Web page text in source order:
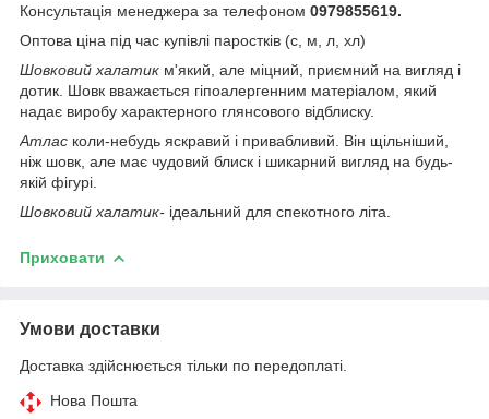
Консультація менеджера за телефоном 0979855619.
Оптова ціна під час купівлі паростків (с, м, л, хл)
Шовковий халатик м'який, але міцний, приємний на вигляд і
дотик. Шовк вважається гіпоалергенним матеріалом, який
надає виробу характерного глянсового відблиску.
Атлас коли-небудь яскравий і привабливий. Він щільніший,
ніж шовк, але має чудовий блиск і шикарний вигляд на будь-
якій фігурі.
Шовковий халатик- ідеальний для спекотного літа.
Приховати
Умови доставки
Доставка здійснюється тільки по передоплаті.
Нова Пошта